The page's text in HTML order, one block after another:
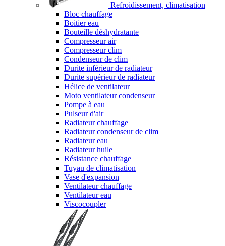
Refroidissement, climatisation
Bloc chauffage
Boitier eau
Bouteille déshydratante
Compresseur air
Compresseur clim
Condenseur de clim
Durite inférieur de radiateur
Durite supérieur de radiateur
Hélice de ventilateur
Moto ventilateur condenseur
Pompe à eau
Pulseur d'air
Radiateur chauffage
Radiateur condenseur de clim
Radiateur eau
Radiateur huile
Résistance chauffage
Tuyau de climatisation
Vase d'expansion
Ventilateur chauffage
Ventilateur eau
Viscocoupler